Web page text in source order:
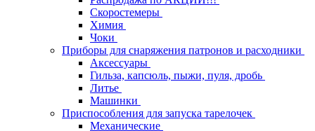
Скоростемеры
Химия
Чоки
Приборы для снаряжения патронов и расходники
Аксессуары
Гильза, капсюль, пыжи, пуля, дробь
Литье
Машинки
Приспособления для запуска тарелочек
Механические